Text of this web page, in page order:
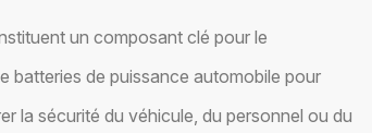
un composant clé pour le
batteries de puissance automobile pour
la sécurité du véhicule, du personnel ou du